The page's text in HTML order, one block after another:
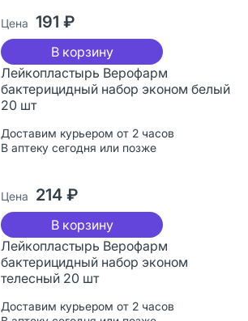
Цена 191 ₽
В корзину
Лейкопластырь Верофарм
бактерицидный набор эконом белый
20 шт
Доставим курьером от 2 часов
В аптеку сегодня или позже
Цена 214 ₽
В корзину
Лейкопластырь Верофарм
бактерицидный набор эконом
телесный 20 шт
Доставим курьером от 2 часов